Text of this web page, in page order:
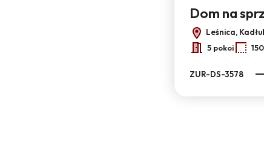
Dom na
Leśnica,
5 pokoi
ZUR-DS-3578